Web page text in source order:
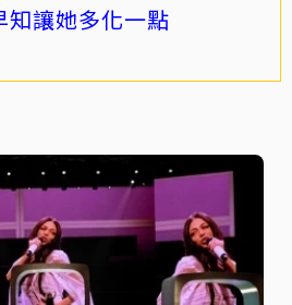
知讓她多化一點